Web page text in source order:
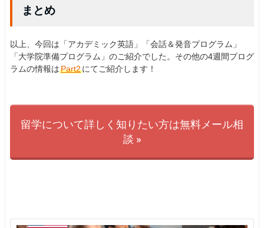
まとめ
以上、今回は「アカデミック英語」「会話＆発音プログラム」
「大学院準備プログラム」のご紹介でした。その他の4週間プログ
ラムの情報は Part2 にてご紹介します！
留学について詳しく知りたい方は無料メール相
談 »